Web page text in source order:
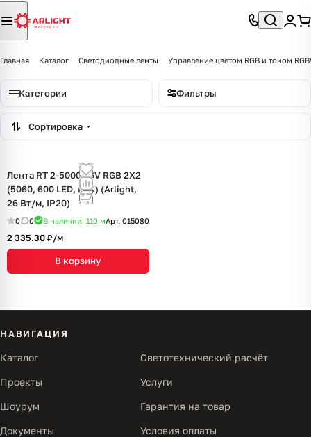
Главная Каталог Светодиодные ленты Управление цветом RGB и тоном
Категории Фильтры
Сортировка
Лента RT 2-5000 36V RGB 2X2
(5060, 600 LED, LUX) (Arlight,
26 Вт/м, IP20)
0 0 В наличии: 110 мАрт. 015080
2 335.30 ₽/м
В корзину
НАВИГАЦИЯ
Каталог Светотехнический расчёт
Проекты Услуги
Шоурум Гарантия на товар
Документы Условия оплаты